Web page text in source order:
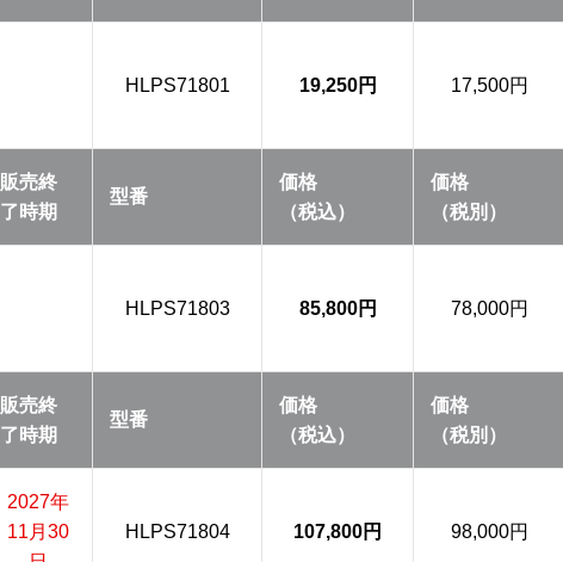
HLPS71801 19,250円 17,500円
販売終
了 時期
型番
価格
（税込）
価格
（税別）
HLPS71803 85,800円 78,000円
販売終
了 時期
型番
価格
（税込）
価格
（税別）
2027年
11月30
HLPS71804 107,800円 98,000円